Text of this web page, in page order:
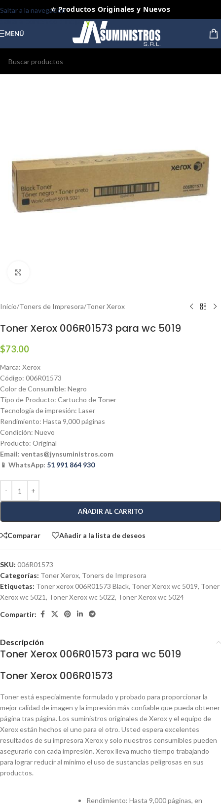
Saltar a la navegación
Saltar al contenido principal
⭐ Productos Originales y Nuevos
MENÚ
Inicio/Toners de Impresora/Toner Xerox
Toner Xerox 006R01573 para wc 5019
$73.00
Marca: Xerox
Código: 006R01573
Color de Consumible: Negro
Tipo de Producto: Cartucho de Toner
Tecnología de impresión: Laser
Rendimiento: Hasta 9,000 páginas
Condición: Nuevo
Producto: Original
Email: ventas@jynsuministros.com
📱 WhatsApp: 51 991 864 930
AÑADIR AL CARRITO
Comparar Añadir a la lista de deseos
SKU: 006R01573
Categorías: Toner Xerox, Toners de Impresora
Etiquetas: Toner xerox 006R01573 Black, Toner Xerox wc 5019, Toner
Xerox wc 5021, Toner Xerox wc 5022, Toner Xerox wc 5024
Compartir:
Descripción
Toner Xerox 006R01573 para wc 5019
Toner Xerox 006R01573
Toner está especialmente formulado y probado para proporcionar la
mejor calidad de imagen y la impresión más confiable que pueda obtener
página tras página. Los suministros originales de Xerox y el equipo de
Xerox están hechos el uno para el otro. Usted espera excelentes
resultados de su impresora Xerox y solo nuestros consumibles pueden
asegurarlo con cada impresión. Xerox lleva mucho tiempo trabajando
para lograr reducir al mínimo el uso de sustancias peligrosas en sus
productos.
Rendimiento: Hasta 9,000 páginas, en